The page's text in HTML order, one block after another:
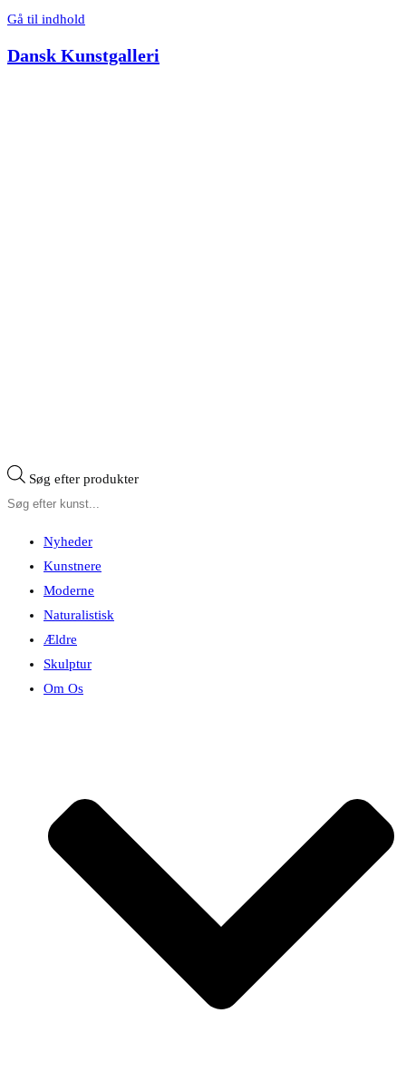
Gå til indhold
Dansk Kunstgalleri
Søg efter produkter
Nyheder
Kunstnere
Moderne
Naturalistisk
Ældre
Skulptur
Om Os